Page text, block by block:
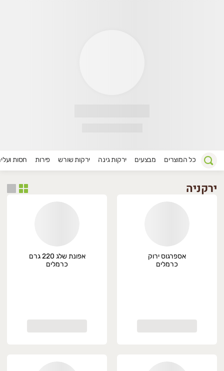
כל המוצרים מבצעים ירקות גינה ירקות שורש פירות חסות
ירקניה
אספרגוס ירוק
כרמלים
אפונת שלג 220 גרם
כרמלים